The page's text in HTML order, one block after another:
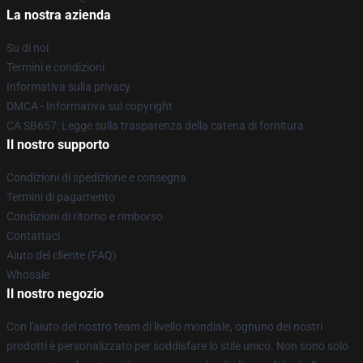
La nostra azienda
Su di noi
Termini e condizioni
Informativa sulla privacy
DMCA - Informativa sul copyright
CA SB657: Legge sulla trasparenza della catena di fornitura
Il nostro supporto
Condizioni di spedizione e consegna
Termini di pagamento
Condizioni di ritorno e rimborso
Contattaci
Aiuto del cliente (FAQ)
Whosale
Il nostro negozio
Con l'aiuto del nostro team di livello mondiale, ognuno dei nostri
prodotti è personalizzato per soddisfare lo stile unico. Non sono solo